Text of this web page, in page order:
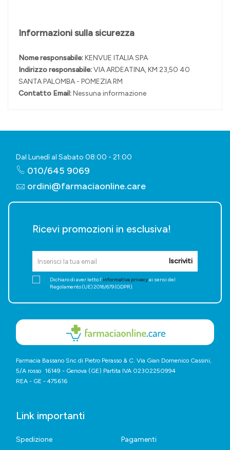
Informazioni sulla sicurezza
Nome responsabile:KENVUE ITALIA SPA
Indirizzo responsabile:VIA ARDEATINA, KM 23,50 40
SANTA PALOMBA - POMEZIA RM
Contatto Email:Nessuna informazione
Dal Lunedì al Sabato 08:00 - 21:00
010/645 9069
ordini@farmaciaonline.care
Ricevi promozioni in esclusiva!
Iscriviti
Dichiaro di aver letto l'informativa privacyai sensi del
Regolamento (UE) 2016/679 (GDPR).
Farmacia Bassano Snc di Pietro Perasso & C. Via Gian Domenico Cassini,
5/A rosso 16149 - Genova (GE) Partita IVA 02302250994
REA - GE - 475616
Link importanti
Spedizione
Pagamenti